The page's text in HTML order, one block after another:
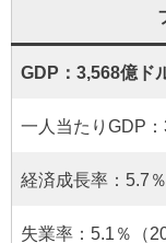
GDP：3,568億ド
一人当たりGDP：
経済成長率：5.7
失業率：5.1％（